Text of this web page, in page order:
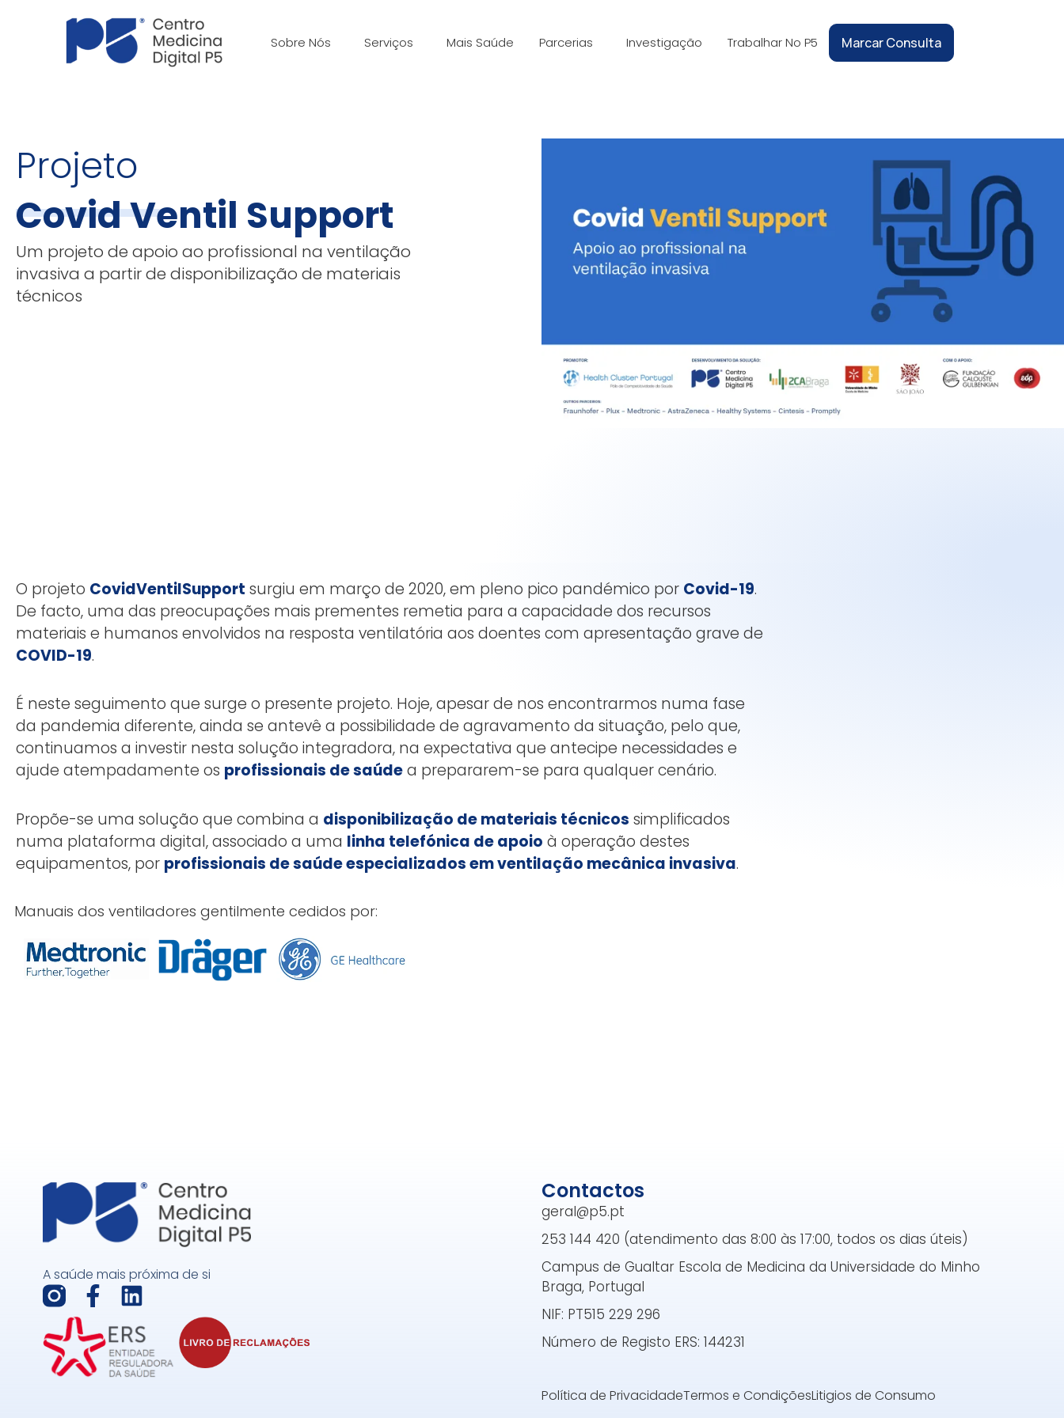
Marcar Consulta
Sobre Nós Serviços Mais Saúde Parcerias Investigação Trabalhar No P5
Projeto
Covid Ventil Support
Um projeto de apoio ao profissional na ventilação
invasiva a partir de disponibilização de materiais
técnicos
O projeto CovidVentilSupport surgiu em março de 2020, em pleno pico pandémico por Covid-19.
De facto, uma das preocupações mais prementes remetia para a capacidade dos recursos
materiais e humanos envolvidos na resposta ventilatória aos doentes com apresentação grave de
COVID-19.
É neste seguimento que surge o presente projeto. Hoje, apesar de nos encontrarmos numa fase
da pandemia diferente, ainda se antevê a possibilidade de agravamento da situação, pelo que,
continuamos a investir nesta solução integradora, na expectativa que antecipe necessidades e
ajude atempadamente os profissionais de saúdea prepararem-se para qualquer cenário.
Propõe-se uma solução que combina a disponibilização de materiais técnicos simplificados
numa plataforma digital, associado a uma linha telefónica de apoio à operação destes
equipamentos, por profissionais de saúde especializados em ventilação mecânica invasiva.
Manuais dos ventiladores gentilmente cedidos por:
A saúde mais próxima de si
F
a
c
e
b
L
i
n
k
e
Contactos
geral@p5.pt
253 144 420 (atendimento das 8:00 às 17:00, todos os dias úteis)
Campus de Gualtar Escola de Medicina da Universidade do Minho
Braga, Portugal
NIF: PT515 229 296
Número de Registo ERS: 144231
Política de PrivacidadeTermos e CondiçõesLitigios de Consumo